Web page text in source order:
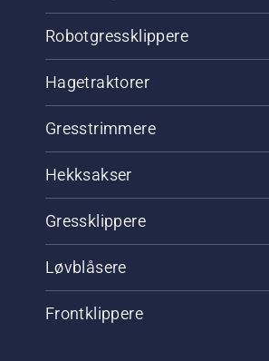
Robotgressklippere
Hagetraktorer
Gresstrimmere
Hekksakser
Gressklippere
Løvblåsere
Frontklippere